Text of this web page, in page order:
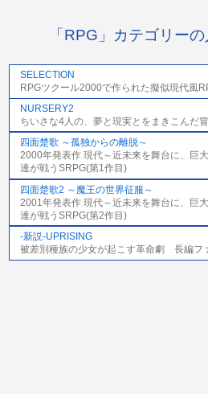
「RPG」カテゴリー
SELECTION
RPGツクール2000で作られた擬似現代風
NURSERY2
ちいさな4人の、夢と現実とをまきこんだ
四面楚歌 ～孤独からの離脱～
2000年発表作 現代～近未来を舞台に、巨
達が戦うSRPG(第1作目)
四面楚歌2 ～魔王の世界征服～
2001年発表作 現代～近未来を舞台に、巨
達が戦うSRPG(第2作目)
-新説-UPRISING
被差別種族の少女が起こす革命劇 長編フ